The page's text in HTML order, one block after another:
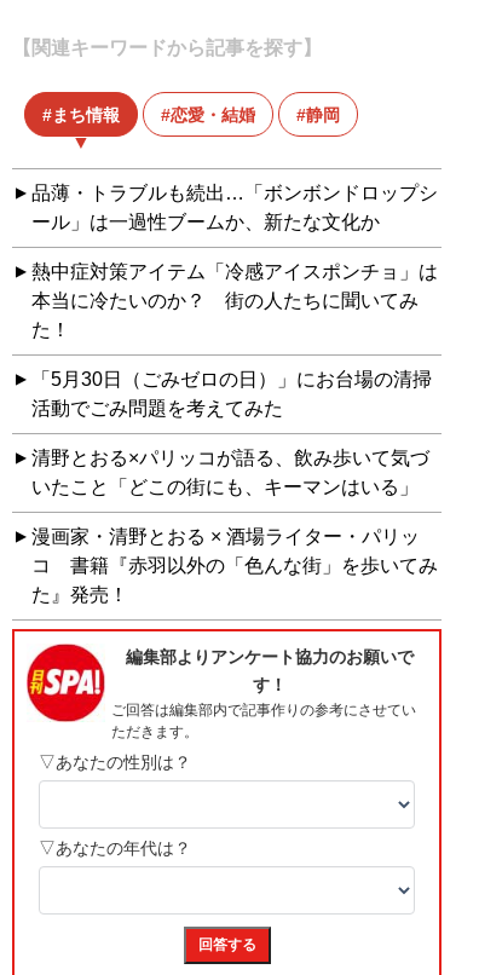
【関連キーワードから記事を探す】
まち情報 恋愛・結婚 静岡
品薄・トラブルも続出…「ボンボンドロップシ
ール」は一過性ブームか、新たな文化か
熱中症対策アイテム「冷感アイスポンチョ」は
本当に冷たいのか？ 街の人たちに聞いてみ
た！
「5月30日（ごみゼロの日）」にお台場の清掃
活動でごみ問題を考えてみた
清野とおる×パリッコが語る、飲み歩いて気づ
いたこと「どこの街にも、キーマンはいる」
漫画家・清野とおる × 酒場ライター・パリッ
コ 書籍『赤羽以外の「色んな街」を歩いてみ
た』発売！